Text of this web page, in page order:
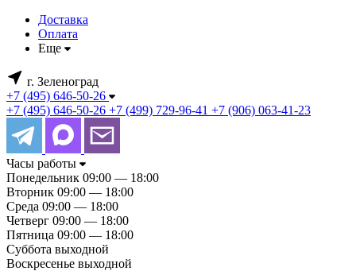
Доставка
Оплата
Еще
г. Зеленоград
+7 (495) 646-50-26
+7 (495) 646-50-26 +7 (499) 729-96-41 +7 (906) 063-41-23
Часы работы
Понедельник 09:00 — 18:00
Вторник 09:00 — 18:00
Среда 09:00 — 18:00
Четверг 09:00 — 18:00
Пятница 09:00 — 18:00
Суббота выходной
Воскресенье выходной